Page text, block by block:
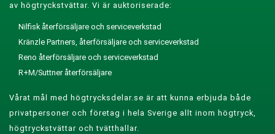
av högtryckstvättar. Vi är auktoriserade:
Nilfisk återförsäljare och serviceverkstad
Kränzle Partners, återförsäljare och serviceverkstad
Reno återförsäljare och serviceverkstad
R+M/Suttner återförsäljare
Vårat mål med högtrycksdelar.se är att kunna erbjuda både
privatpersoner och företag i hela Sverige allt inom högtryck,
högtryckstvättar och tvätthallar.